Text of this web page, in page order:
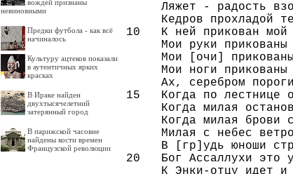
вождей признаны
невиновными
Предки футбола - как всё
начиналось
Культуру ацтеков показали
в аутентичных ярких
красках
В Ираке найден
двухтысячелетний
затерянный город
В парижской часовне
найдены кости времен
Французской революции
Ляжет - радость
Кедров прохладой
10   К ней прикован мой
Мои руки прикованы
Мои [очи]
Мои ноги прикованы
Ах, серебром
15   Когда по лестнице
Когда милая
Когда милая брови
Милая с небес
В [гр]удь юноши
20   Бог Ассаллухи это
К Энки-отцу идет и